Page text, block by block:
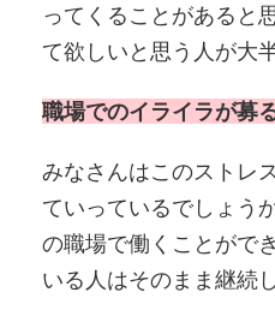
ってくることがあると
て欲しいと思う人が大
職場でのイライラが募
みなさんはこのストレ
ていっているでしょう
の職場で働くことがで
いる人はそのまま継続